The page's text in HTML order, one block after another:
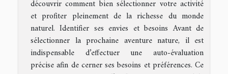
découvrir comment bien sélectionner votre activité
et profiter pleinement de la richesse du monde
naturel. Identifier ses envies et besoins Avant de
sélectionner la prochaine aventure nature, il est
indispensable d’effectuer une auto-évaluation
précise afin de cerner ses besoins et préférences. Ce